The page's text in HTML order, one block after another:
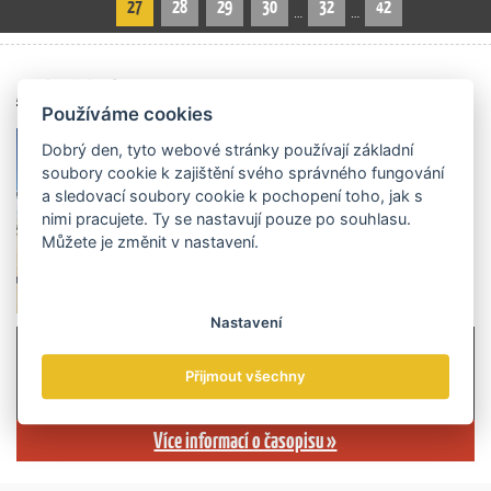
27 28 29 30 … 32 … 42
Archiv čísel
Více informací o časopisu »
Používáme cookies
Dobrý den, tyto webové stránky používají základní
soubory cookie k zajištění svého správného fungování
a sledovací soubory cookie k pochopení toho, jak s
nimi pracujete. Ty se nastavují pouze po souhlasu.
Můžete je změnit v nastavení.
Nastavení
Přijmout všechny